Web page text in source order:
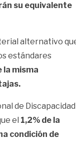
su equivalente
alternativo
estándares
la misma
de Discapacidad
el 1,2% de la
condición de